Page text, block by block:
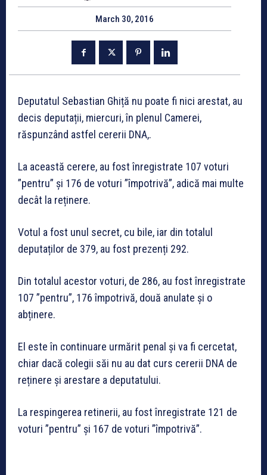
March 30, 2016
Deputatul Sebastian Ghiță nu poate fi nici arestat, au
decis deputații, miercuri, în plenul Camerei,
răspunzând astfel cererii DNA,.
La această cerere, au fost înregistrate 107 voturi
”pentru” și 176 de voturi ”împotrivă”, adică mai multe
decât la reținere.
Votul a fost unul secret, cu bile, iar din totalul
deputaților de 379, au fost prezenți 292.
Din totalul acestor voturi, de 286, au fost înregistrate
107 ”pentru”, 176 împotrivă, două anulate și o
abținere.
El este în continuare urmărit penal și va fi cercetat,
chiar dacă colegii săi nu au dat curs cererii DNA de
reținere și arestare a deputatului.
La respingerea retinerii, au fost înregistrate 121 de
voturi ”pentru” și 167 de voturi ”împotrivă”.